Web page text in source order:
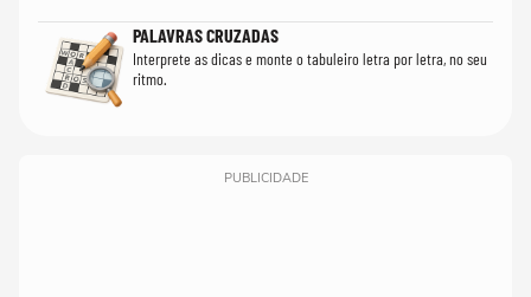
PALAVRAS CRUZADAS
Interprete as dicas e monte o tabuleiro letra por letra, no seu
ritmo.
PUBLICIDADE